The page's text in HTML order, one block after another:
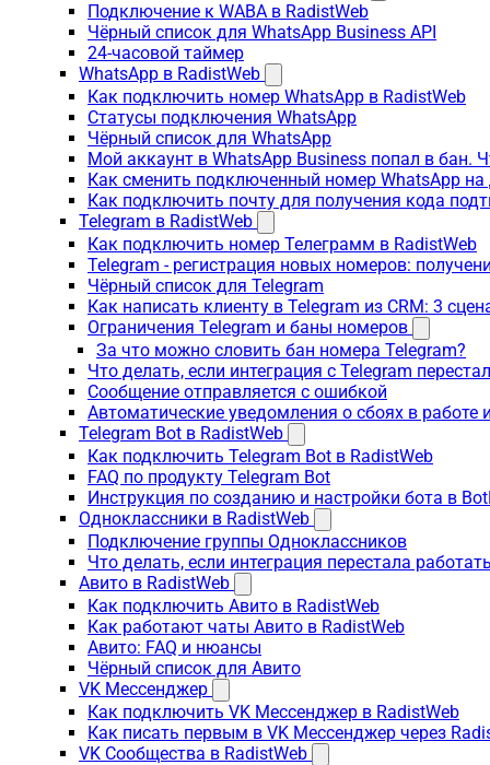
Подключение к WABA в RadistWeb
Чёрный список для WhatsApp Business API
24-часовой таймер
WhatsApp в RadistWeb
Как подключить номер WhatsApp в RadistWeb
Статусы подключения WhatsApp
Чёрный список для WhatsApp
Мой аккаунт в WhatsApp Business попал в бан.
Как сменить подключенный номер WhatsApp на
Как подключить почту для получения кода
Telegram в RadistWeb
Как подключить номер Телеграмм в RadistWeb
Telegram - регистрация новых номеров:
Чёрный список для Telegram
Как написать клиенту в Telegram из CRM: 3
Ограничения Telegram и баны номеров
За что можно словить бан номера Telegram?
Что делать, если интеграция с Telegram
Сообщение отправляется с ошибкой
Автоматические уведомления о сбоях в работе
Telegram Bot в RadistWeb
Как подключить Telegram Bot в RadistWeb
FAQ по продукту Telegram Bot
Инструкция по созданию и настройки бота в
Одноклассники в RadistWeb
Подключение группы Одноклассников
Что делать, если интеграция перестала
Авито в RadistWeb
Как подключить Авито в RadistWeb
Как работают чаты Авито в RadistWeb
Авито: FAQ и нюансы
Чёрный список для Авито
VK Мессенджер
Как подключить VK Мессенджер в RadistWeb
Как писать первым в VK Мессенджер через
VK Сообщества в RadistWeb